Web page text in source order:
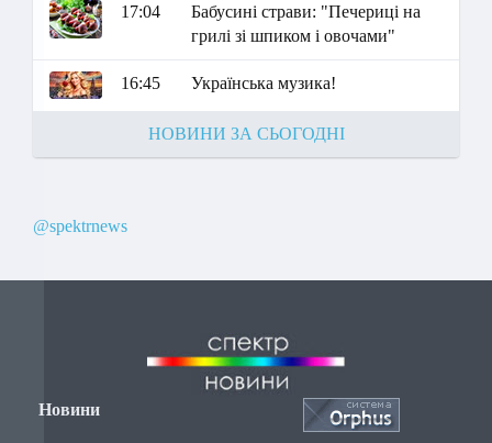
17:04
Бабусині страви: "Печериці на
грилі зі шпиком і овочами"
16:45 Українська музика!
НОВИНИ ЗА СЬОГОДНІ
@spektrnews
Новини